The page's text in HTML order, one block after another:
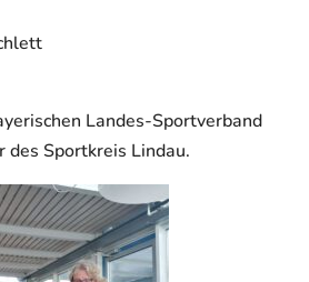
Landes-Sportverband
des Sportkreis Lindau.